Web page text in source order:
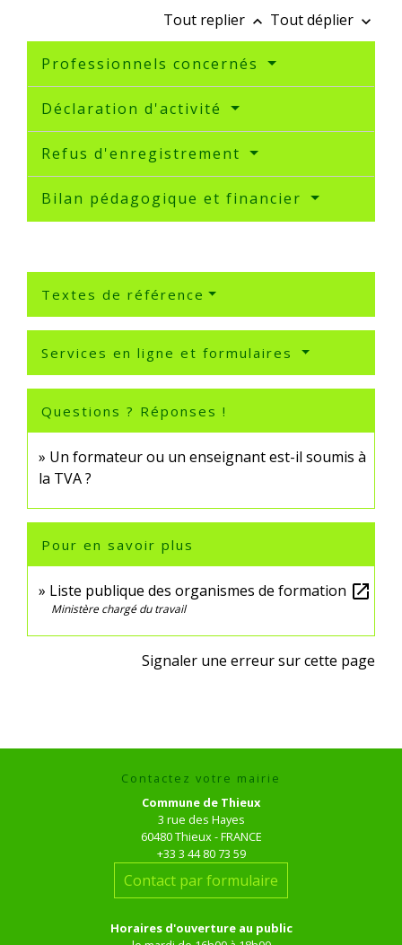
Tout replier keyboard_arrow_up Tout déplier keyboard_arrow_down
Professionnels concernés
Déclaration d'activité
Refus d'enregistrement
Bilan pédagogique et financier
Textes de référence
Services en ligne et formulaires
Questions ? Réponses !
Un formateur ou un enseignant est-il soumis à
la TVA ?
Pour en savoir plus
Liste publique des organismes de formation open_in_new
Ministère chargé du travail
Signaler une erreur sur cette page
Contactez votre mairie
Commune de Thieux
3 rue des Hayes
60480 Thieux - FRANCE
+33 3 44 80 73 59
Contact par formulaire
Horaires d'ouverture au public